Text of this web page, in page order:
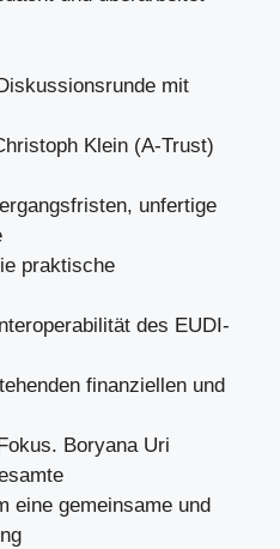
mit
Klein (A-Trust)
unfertige
praktische
des EUDI-
finanziellen und
Boryana Uri
eine gemeinsame und